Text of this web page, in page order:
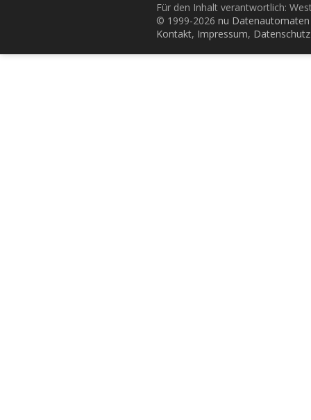
Für den Inhalt verantwortlich:
© 1999-2026 nu
Kontakt, Impressum, Datenschutz